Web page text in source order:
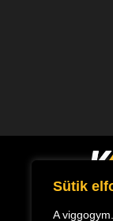
Sütik
A